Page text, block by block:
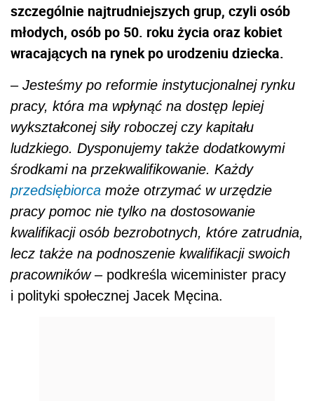
szczególnie najtrudniejszych grup, czyli osób
młodych, osób po 50. roku życia oraz kobiet
wracających na rynek po urodzeniu dziecka.
– Jesteśmy po reformie instytucjonalnej rynku
pracy, która ma wpłynąć na dostęp lepiej
wykształconej siły roboczej czy kapitału
ludzkiego. Dysponujemy także dodatkowymi
środkami na przekwalifikowanie. Każdy
przedsiębiorca może otrzymać w urzędzie
pracy pomoc nie tylko na dostosowanie
kwalifikacji osób bezrobotnych, które zatrudnia,
lecz także na podnoszenie kwalifikacji swoich
pracowników– podkreśla wiceminister pracy
i polityki społecznej Jacek Męcina.